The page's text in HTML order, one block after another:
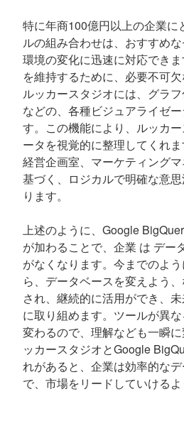
特に年商100億円以上の企業に
ルの組み合わせは、おすすめ
環境の変化に迅速に対応でき
を維持するために、必要不可欠
ルッカースタジオには、グラ
などの、各種ビジュアライゼ
す。この機能により、ルッカ
ータを視覚的に整理してくれ
経営企画室、マーケティング
基づく、ロジカルで明確な意
ります。
上述のように、Google
が加わることで、企業 は デー
がなくなります。今までのよ
ら、データベースを変えよう
され、継続的に活用ができ、
に取り組めます。ツールが異
変わるので、理解なども一瞬
ッカースタジオとGoogle
れがあると、企業は効率的な
で、市場をリードしていける